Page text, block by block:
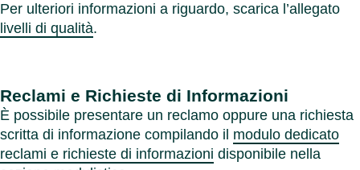
Per ulteriori informazioni a riguardo, scarica l’allegato
livelli di qualità.
Reclami e Richieste di Informazioni
È possibile presentare un reclamo oppure una richiesta
scritta di informazione compilando il modulo dedicato
reclami e richieste di informazioni disponibile nella